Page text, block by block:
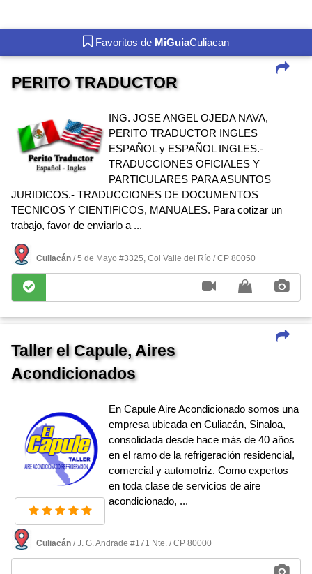
Favoritos de MiGuiaCuliacan
PERITO TRADUCTOR
ING. JOSE ANGEL OJEDA NAVA,
PERITO TRADUCTOR INGLES
ESPAÑOL y ESPAÑOL INGLES.-
TRADUCCIONES OFICIALES Y
PARTICULARES PARA ASUNTOS
JURIDICOS.- TRADUCCIONES DE DOCUMENTOS
TECNICOS Y CIENTIFICOS, MANUALES. Para cotizar un
trabajo, favor de enviarlo a ...
Culiacán / 5 de Mayo #3325, Col Valle del Rí­o / CP 80050
Taller el Capule, Aires
Acondicionados
En Capule Aire Acondicionado somos una
empresa ubicada en Culiacán, Sinaloa,
consolidada desde hace más de 40 años
en el ramo de la refrigeración residencial,
comercial y automotriz. Como expertos
en toda clase de servicios de aire
acondicionado, ...
Culiacán / J. G. Andrade #171 Nte. / CP 80000